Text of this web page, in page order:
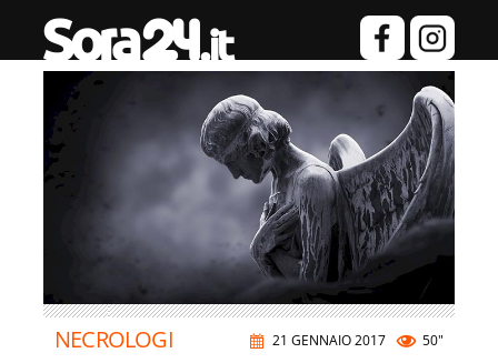
21 GENNAIO 2017 50"
NECROLOGI